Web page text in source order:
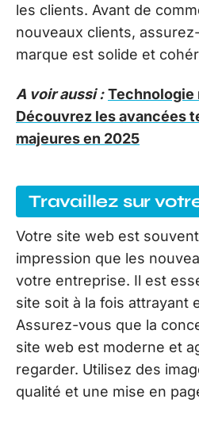
les clients. Avant de
nouveaux clients,
marque est solide et
A voir aussi : Technologie
Découvrez les avancées
majeures en 2025
Travaillez sur
Votre site web est
impression que les
votre entreprise. Il est
site soit à la fois attrayant
Assurez-vous que la
site web est moderne et
regarder. Utilisez des
qualité et une mise en